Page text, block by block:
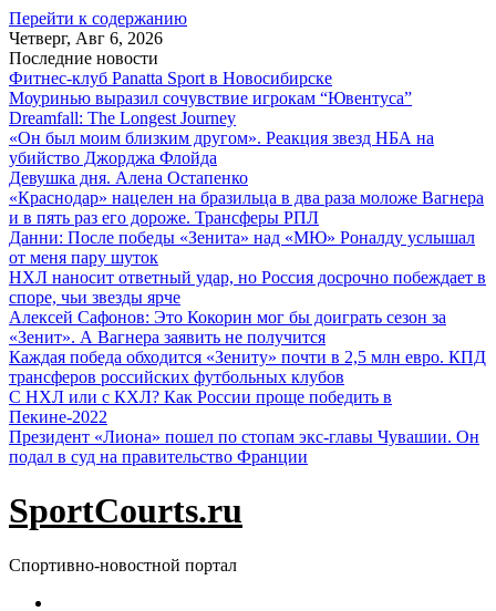
Перейти к содержанию
Четверг, Авг 6, 2026
Последние новости
Фитнес-клуб Panatta Sport в Новосибирске
Моуринью выразил сочувствие игрокам “Ювентуса”
Dreamfall: The Longest Journey
«Он был моим близким другом». Реакция звезд НБА на
убийство Джорджа Флойда
Девушка дня. Алена Остапенко
«Краснодар» нацелен на бразильца в два раза моложе Вагнера
и в пять раз его дороже. Трансферы РПЛ
Данни: После победы «Зенита» над «МЮ» Роналду услышал
от меня пару шуток
НХЛ наносит ответный удар, но Россия досрочно побеждает в
споре, чьи звезды ярче
Алексей Сафонов: Это Кокорин мог бы доиграть сезон за
«Зенит». А Вагнера заявить не получится
Каждая победа обходится «Зениту» почти в 2,5 млн евро. КПД
трансферов российских футбольных клубов
С НХЛ или с КХЛ? Как России проще победить в
Пекине-2022
Президент «Лиона» пошел по стопам экс-главы Чувашии. Он
подал в суд на правительство Франции
SportCourts.ru
Спортивно-новостной портал